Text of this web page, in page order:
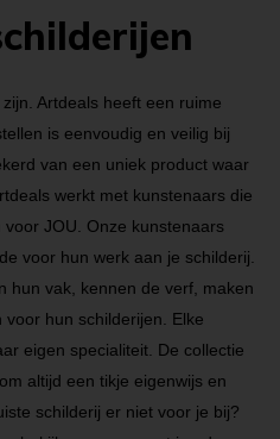
Artdeals heeft een ruime
is eenvoudig en veilig bij
van een uniek product waar
werkt met kunstenaars die
JOU. Onze kunstenaars
voor hun werk aan je schilderij.
hun vak, kennen de verf, maken
hun schilderijen. Elke
eigen specialiteit. De collectie
altijd een tikje eigenwijs en
schilderij er niet voor je bij?